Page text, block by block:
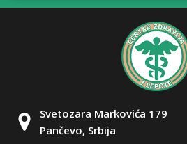
Svetozara Markovića 179
Pančevo, Srbija